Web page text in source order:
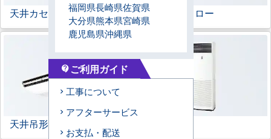
天井カセット形4方向 ラウンドフロー
天井吊形
福岡県長崎県佐賀県
大分県熊本県宮崎県
鹿児島県沖縄県
contact_support ご利用ガイド
工事について
アフターサービス
お支払・配送